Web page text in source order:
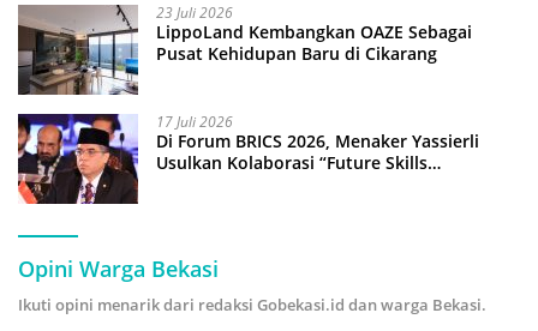
23 Juli 2026
LippoLand Kembangkan OAZE Sebagai
Pusat Kehidupan Baru di Cikarang
17 Juli 2026
Di Forum BRICS 2026, Menaker Yassierli
Usulkan Kolaborasi “Future Skills
Opini Warga Bekasi
Ikuti opini menarik dari redaksi Gobekasi.id dan warga Bekasi.